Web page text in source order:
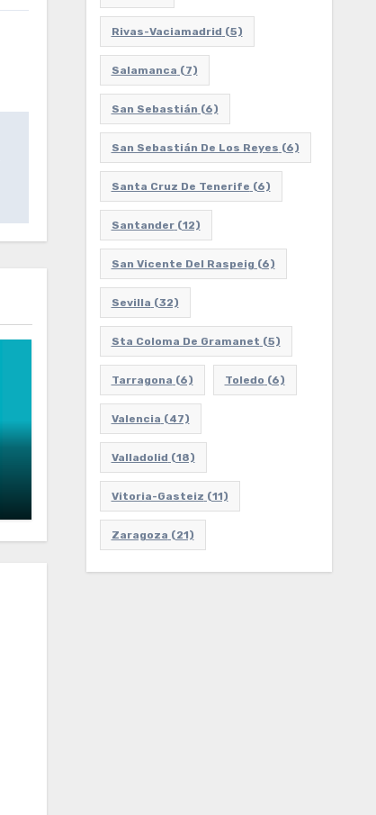
Rivas-Vaciamadrid (5)
Salamanca (7)
San Sebastián (6)
San Sebastián De Los Reyes (6)
Santa Cruz De Tenerife (6)
Santander(12)
San Vicente Del Raspeig (6)
Sevilla (32)
Sta Coloma De Gramanet (5)
Tarragona (6) Toledo (6)
Valencia (47)
Valladolid (18)
Vitoria-Gasteiz (11)
Zaragoza (21)